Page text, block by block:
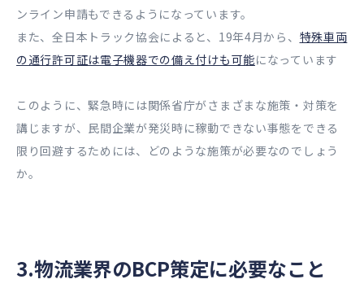
ンライン申請もできるようになっています。
また、全日本トラック協会によると、19年4月から、 特殊車両
の通行許可証は電子機器での備え付けも可能になっています
このように、緊急時には関係省庁がさまざまな施策・対策を
講じますが、民間企業が発災時に稼動できない事態をできる
限り回避するためには、どのような施策が必要なのでしょう
か。
3.物流業界のBCP策定に必要なこと